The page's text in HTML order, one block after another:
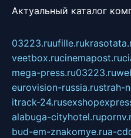
Актуальный каталог
03223.ruufille.ru
veetbox.rucinemapost.ru
mega-press.ru03223.ru
eurovision-russia.rustrah-
itrack-24.ru
alabuga-cityhotel.ru
bud-em-znakomye.rua-